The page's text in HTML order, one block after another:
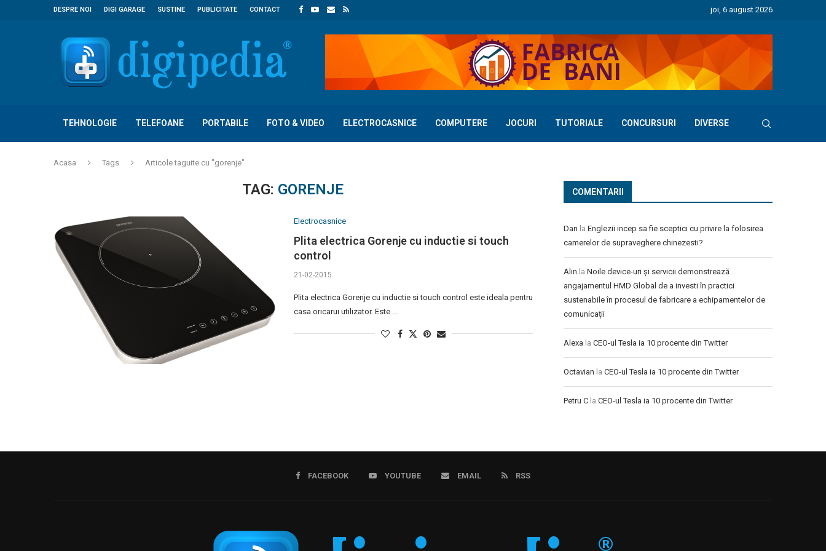
DESPRE NOI DIGI GARAGE SUSTINE PUBLICITATE CONTACT joi, 6 august 2026
TEHNOLOGIE TELEFOANE PORTABILE FOTO & VIDEO ELECTROCASNICE COMPUTERE JOCURI TUTORIALE CONCURSURI DIVERSE
Acasa Tags Articole taguite cu "gorenje"
TAG: GORENJE
Electrocasnice
Plita electrica Gorenje cu inductie si touch
control
21-02-2015
Plita electrica Gorenje cu inductie si touch control este ideala pentru
casa oricarui utilizator. Este …
COMENTARII
Dan la Englezii incep sa fie sceptici cu privire la folosirea
camerelor de supraveghere chinezesti?
Alin la Noile device-uri și servicii demonstrează
angajamentul HMD Global de a investi în practici
sustenabile în procesul de fabricare a echipamentelor de
comunicații
Alexa la CEO-ul Tesla ia 10 procente din Twitter
Octavian la CEO-ul Tesla ia 10 procente din Twitter
Petru C la CEO-ul Tesla ia 10 procente din Twitter
FACEBOOK YOUTUBE EMAIL RSS